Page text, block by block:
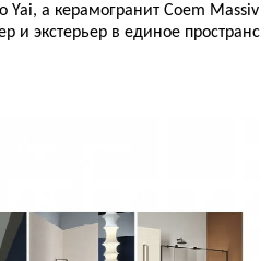
Yai, а керамогранит Coem Massiv
и экстерьер в единое пространс